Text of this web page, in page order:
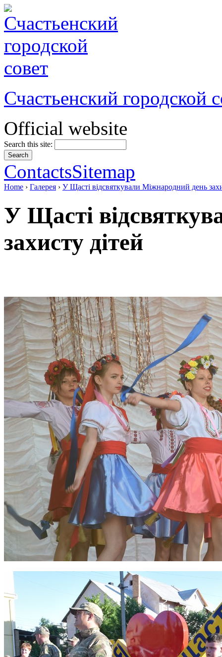
Счастьенский городской
Official website
Search this site:
ContactsSitemap
Home › Галерея › У Щасті відсвяткували Міжнародний день
У Щасті
захисту дітей